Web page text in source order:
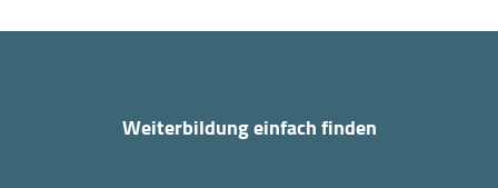
Weiterbildung einfach finden